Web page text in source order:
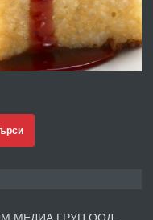
преди 5 дни
МЕДИА ГРУП ООД.